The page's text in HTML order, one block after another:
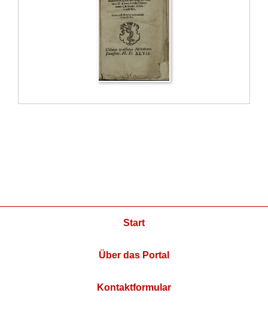
Start
Über das Portal
Kontaktformular